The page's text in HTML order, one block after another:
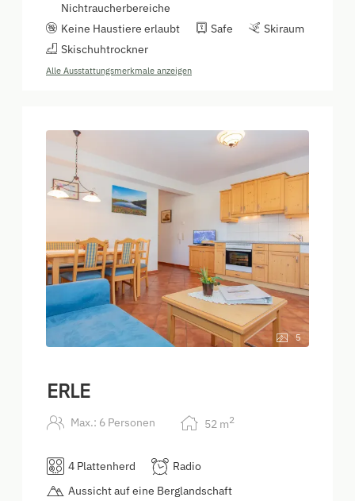
Nichtraucherbereiche
Keine Haustiere erlaubt
Safe
Skiraum
Skischuhtrockner
Alle Ausstattungsmerkmale anzeigen
5
ERLE
Max.: 6 Personen 52 m2
4 Plattenherd
Radio
Aussicht auf eine Berglandschaft